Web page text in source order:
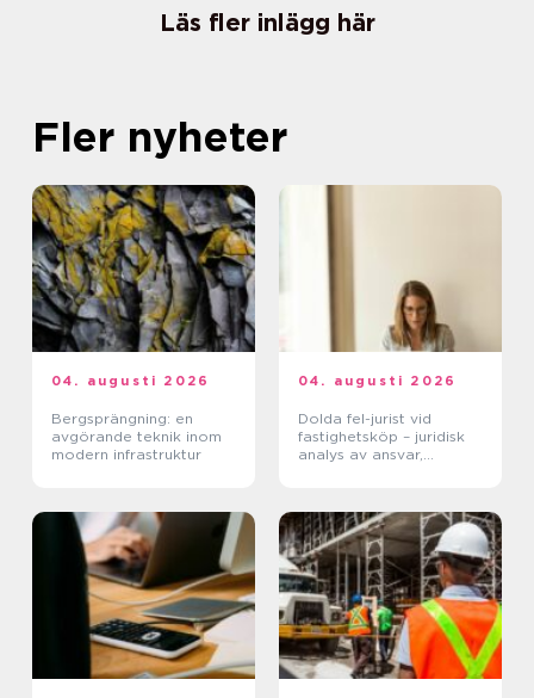
Läs fler inlägg här
Fler nyheter
04. augusti 2026
Bergsprängning: en
avgörande teknik inom
modern infrastruktur
04. augusti 2026
Dolda fel-jurist vid
fastighetsköp – juridisk
analys av ansvar,